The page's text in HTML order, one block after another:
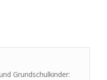
Grundschulkinder: